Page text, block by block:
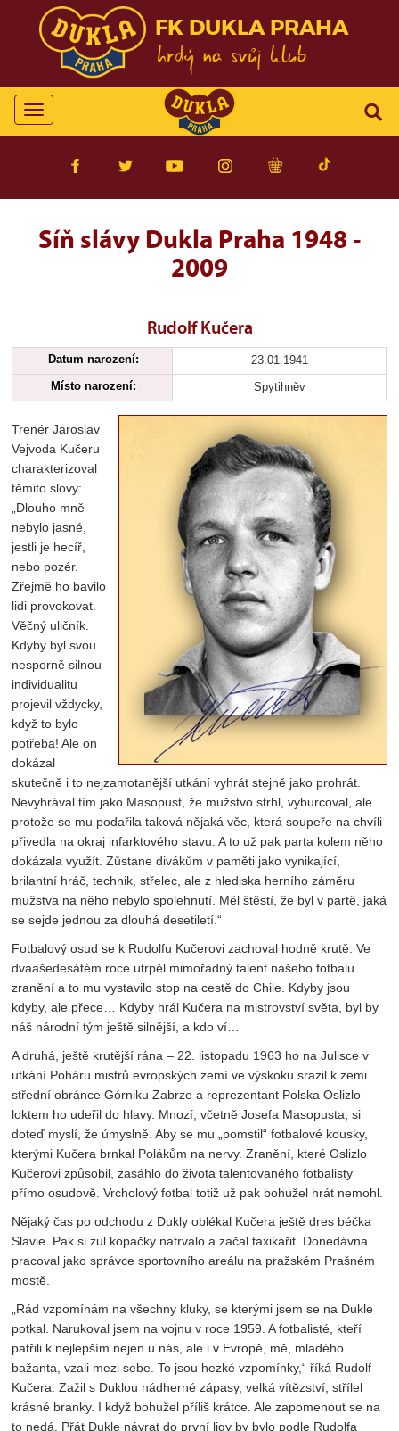
FK DUKLA PRAHA
Toggle
navigation
Síň slávy Dukla Praha 1948 -
2009
Rudolf Kučera
Datum narození: 23.01.1941
Místo narození: Spytihněv
Trenér Jaroslav
Vejvoda Kučeru
charakterizoval
těmito slovy:
„Dlouho mně
nebylo jasné,
jestli je hecíř,
nebo pozér.
Zřejmě ho bavilo
lidi provokovat.
Věčný uličník.
Kdyby byl svou
nesporně silnou
individualitu
projevil vždycky,
když to bylo
potřeba! Ale on
dokázal
skutečně i to nejzamotanější utkání vyhrát stejně jako prohrát.
Nevyhrával tím jako Masopust, že mužstvo strhl, vyburcoval, ale
protože se mu podařila taková nějaká věc, která soupeře na chvíli
přivedla na okraj infarktového stavu. A to už pak parta kolem něho
dokázala využít. Zůstane divákům v paměti jako vynikající,
brilantní hráč, technik, střelec, ale z hlediska herního záměru
mužstva na něho nebylo spolehnutí. Měl štěstí, že byl v partě, jaká
se sejde jednou za dlouhá desetiletí.“
Fotbalový osud se k Rudolfu Kučerovi zachoval hodně krutě. Ve
dvaašedesátém roce utrpěl mimořádný talent našeho fotbalu
zranění a to mu vystavilo stop na cestě do Chile. Kdyby jsou
kdyby, ale přece… Kdyby hrál Kučera na mistrovství světa, byl by
náš národní tým ještě silnější, a kdo ví…
A druhá, ještě krutější rána – 22. listopadu 1963 ho na Julisce v
utkání Poháru mistrů evropských zemí ve výskoku srazil k zemi
střední obránce Górniku Zabrze a reprezentant Polska Oslizlo –
loktem ho udeřil do hlavy. Mnozí, včetně Josefa Masopusta, si
doteď myslí, že úmyslně. Aby se mu „pomstil“ fotbalové kousky,
kterými Kučera brnkal Polákům na nervy. Zranění, které Oslizlo
Kučerovi způsobil, zasáhlo do života talentovaného fotbalisty
přímo osudově. Vrcholový fotbal totiž už pak bohužel hrát nemohl.
Nějaký čas po odchodu z Dukly oblékal Kučera ještě dres béčka
Slavie. Pak si zul kopačky natrvalo a začal taxikařit. Donedávna
pracoval jako správce sportovního areálu na pražském Prašném
mostě.
„Rád vzpomínám na všechny kluky, se kterými jsem se na Dukle
potkal. Narukoval jsem na vojnu v roce 1959. A fotbalisté, kteří
patřili k nejlepším nejen u nás, ale i v Evropě, mě, mladého
bažanta, vzali mezi sebe. To jsou hezké vzpomínky,“ říká Rudolf
Kučera. Zažil s Duklou nádherné zápasy, velká vítězství, střílel
krásné branky. I když bohužel příliš krátce. Ale zapomenout se na
to nedá. Přát Dukle návrat do první ligy by bylo podle Rudolfa